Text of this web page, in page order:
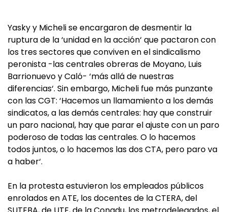
Yasky y Micheli se encargaron de desmentir la
ruptura de la ‘unidad en la acción‘ que pactaron con
los tres sectores que conviven en el sindicalismo
peronista -las centrales obreras de Moyano, Luis
Barrionuevo y Caló- ‘más allá de nuestras
diferencias‘. Sin embargo, Micheli fue más punzante
con las CGT: ‘Hacemos un llamamiento a los demás
sindicatos, a las demás centrales: hay que construir
un paro nacional, hay que parar el ajuste con un paro
poderoso de todas las centrales. O lo hacemos
todos juntos, o lo hacemos las dos CTA, pero paro va
a haber‘.
En la protesta estuvieron los empleados públicos
enrolados en ATE, los docentes de la CTERA, del